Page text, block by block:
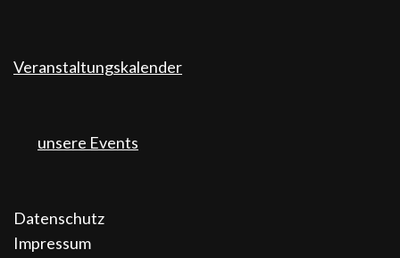
Veranstaltungskalender
unsere Events
Datenschutz
Impressum